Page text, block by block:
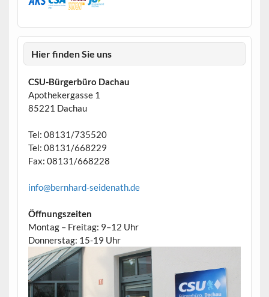
Hier finden Sie uns
CSU-Bürgerbüro Dachau
Apothekergasse 1
85221 Dachau
Tel: 08131/735520
Tel: 08131/668229
Fax: 08131/668228
info@bernhard-seidenath.de
Öffnungszeiten
Montag – Freitag: 9–12 Uhr
Donnerstag: 15-19 Uhr